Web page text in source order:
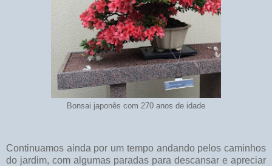
Bonsai japonês com 270 anos de idade
Continuamos ainda por um tempo andando pelos caminhos
do jardim, com algumas paradas para descansar e apreciar